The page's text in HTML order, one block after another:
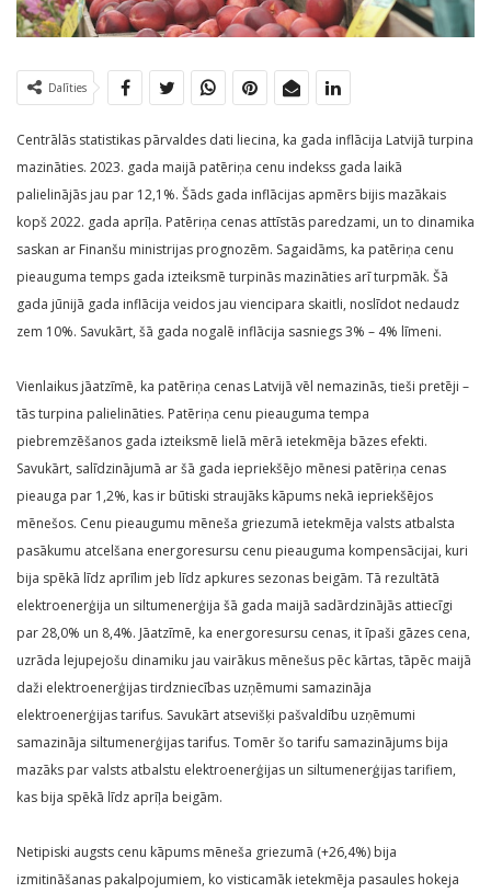
Dalīties
Centrālās statistikas pārvaldes dati liecina, ka gada inflācija Latvijā turpina
mazināties. 2023. gada maijā patēriņa cenu indekss gada laikā
palielinājās jau par 12,1%. Šāds gada inflācijas apmērs bijis mazākais
kopš 2022. gada aprīļa. Patēriņa cenas attīstās paredzami, un to dinamika
saskan ar Finanšu ministrijas prognozēm. Sagaidāms, ka patēriņa cenu
pieauguma temps gada izteiksmē turpinās mazināties arī turpmāk. Šā
gada jūnijā gada inflācija veidos jau viencipara skaitli, noslīdot nedaudz
zem 10%. Savukārt, šā gada nogalē inflācija sasniegs 3% – 4% līmeni.
Vienlaikus jāatzīmē, ka patēriņa cenas Latvijā vēl nemazinās, tieši pretēji –
tās turpina palielināties. Patēriņa cenu pieauguma tempa
piebremzēšanos gada izteiksmē lielā mērā ietekmēja bāzes efekti.
Savukārt, salīdzinājumā ar šā gada iepriekšējo mēnesi patēriņa cenas
pieauga par 1,2%, kas ir būtiski straujāks kāpums nekā iepriekšējos
mēnešos. Cenu pieaugumu mēneša griezumā ietekmēja valsts atbalsta
pasākumu atcelšana energoresursu cenu pieauguma kompensācijai, kuri
bija spēkā līdz aprīlim jeb līdz apkures sezonas beigām. Tā rezultātā
elektroenerģija un siltumenerģija šā gada maijā sadārdzinājās attiecīgi
par 28,0% un 8,4%. Jāatzīmē, ka energoresursu cenas, it īpaši gāzes cena,
uzrāda lejupejošu dinamiku jau vairākus mēnešus pēc kārtas, tāpēc maijā
daži elektroenerģijas tirdzniecības uzņēmumi samazināja
elektroenerģijas tarifus. Savukārt atsevišķi pašvaldību uzņēmumi
samazināja siltumenerģijas tarifus. Tomēr šo tarifu samazinājums bija
mazāks par valsts atbalstu elektroenerģijas un siltumenerģijas tarifiem,
kas bija spēkā līdz aprīļa beigām.
Netipiski augsts cenu kāpums mēneša griezumā (+26,4%) bija
izmitināšanas pakalpojumiem, ko visticamāk ietekmēja pasaules hokeja